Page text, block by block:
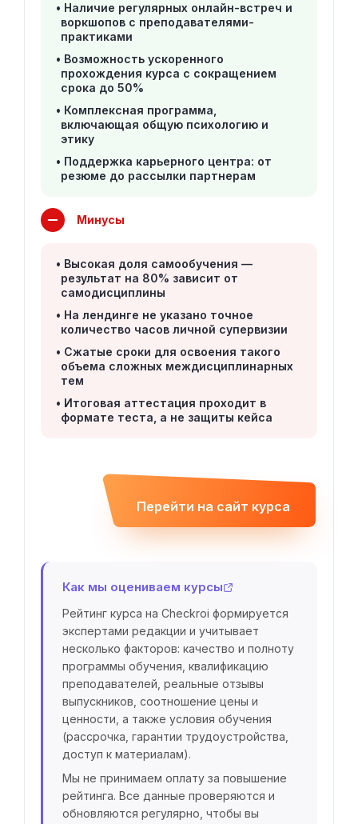
Наличие регулярных онлайн-встреч и
воркшопов с преподавателями-
практиками
Возможность ускоренного
прохождения курса с сокращением
срока до 50%
Комплексная программа,
включающая общую психологию и
этику
Поддержка карьерного центра: от
резюме до рассылки партнерам
Минусы
Высокая доля самообучения —
результат на 80% зависит от
самодисциплины
На лендинге не указано точное
количество часов личной супервизии
Сжатые сроки для освоения такого
объема сложных междисциплинарных
тем
Итоговая аттестация проходит в
формате теста, а не защиты кейса
Перейти на сайт курса
Как мы оцениваем курсы
Рейтинг курса на Checkroi формируется
экспертами редакции и учитывает
несколько факторов: качество и полноту
программы обучения, квалификацию
преподавателей, реальные отзывы
выпускников, соотношение цены и
ценности, а также условия обучения
(рассрочка, гарантии трудоустройства,
доступ к материалам).
Мы не принимаем оплату за повышение
рейтинга. Все данные проверяются и
обновляются регулярно, чтобы вы